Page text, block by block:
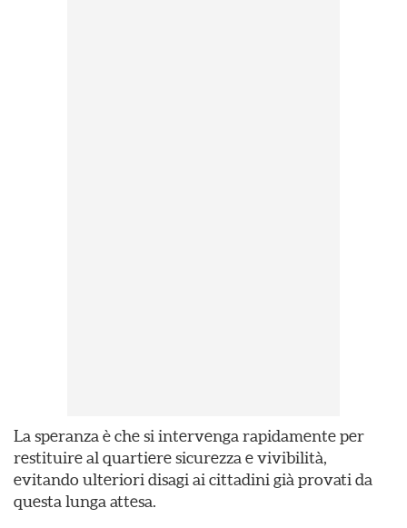
La speranza è che si intervenga rapidamente per
restituire al quartiere sicurezza e vivibilità,
evitando ulteriori disagi ai cittadini già provati da
questa lunga attesa.